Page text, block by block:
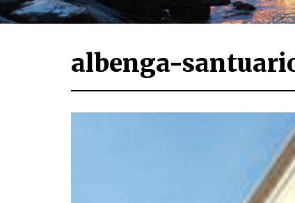
albenga-